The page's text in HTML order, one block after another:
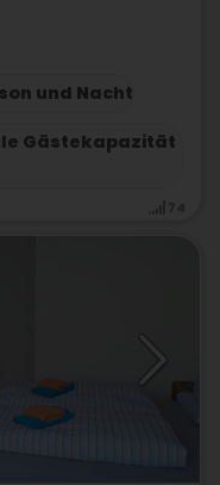
und Nacht
Gästekapazität